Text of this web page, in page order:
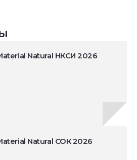
Natural НКСИ 2026
Natural СОК 2026